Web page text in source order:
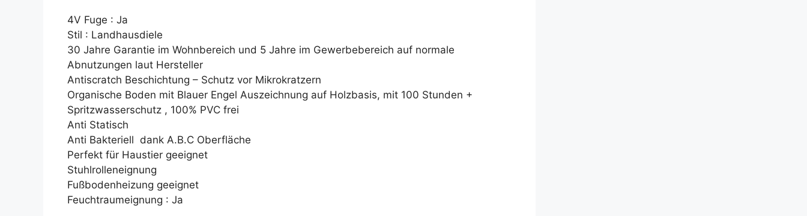
4V Fuge : Ja
Stil : Landhausdiele
30 Jahre Garantie im Wohnbereich und 5 Jahre im Gewerbebereich auf normale
Abnutzungen laut Hersteller
Antiscratch Beschichtung – Schutz vor Mikrokratzern
Organische Boden mit Blauer Engel Auszeichnung auf Holzbasis, mit 100 Stunden +
Spritzwasserschutz , 100% PVC frei
Anti Statisch
Anti Bakteriell dank A.B.C Oberfläche
Perfekt für Haustier geeignet
Stuhlrolleneignung
Fußbodenheizung geeignet
Feuchtraumeignung : Ja